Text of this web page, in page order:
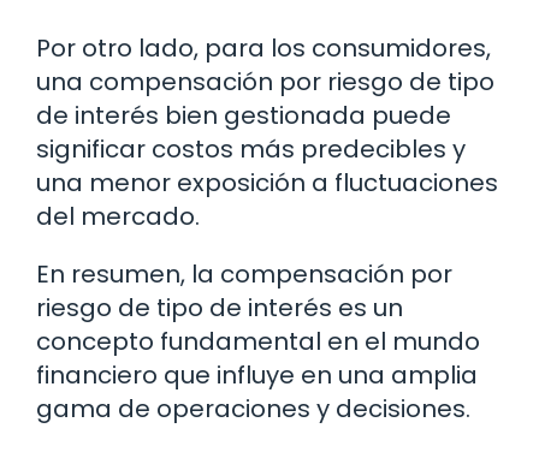
Por otro lado, para los consumidores,
una compensación por riesgo de tipo
de interés bien gestionada puede
significar costos más predecibles y
una menor exposición a fluctuaciones
del mercado.
En resumen, la compensación por
riesgo de tipo de interés es un
concepto fundamental en el mundo
financiero que influye en una amplia
gama de operaciones y decisiones.